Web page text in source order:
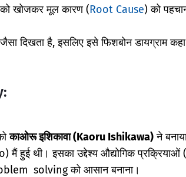
खोजकर मूल कारण (Root Cause) को
दिखता है, इसलिए इसे फिशबोन डायग्राम कहा
काओरू इशिकावा (Kaoru Ishikawa)ने
हुई थी। इसका उद्देश्य औद्योगिक
solving को आसान बनाना।